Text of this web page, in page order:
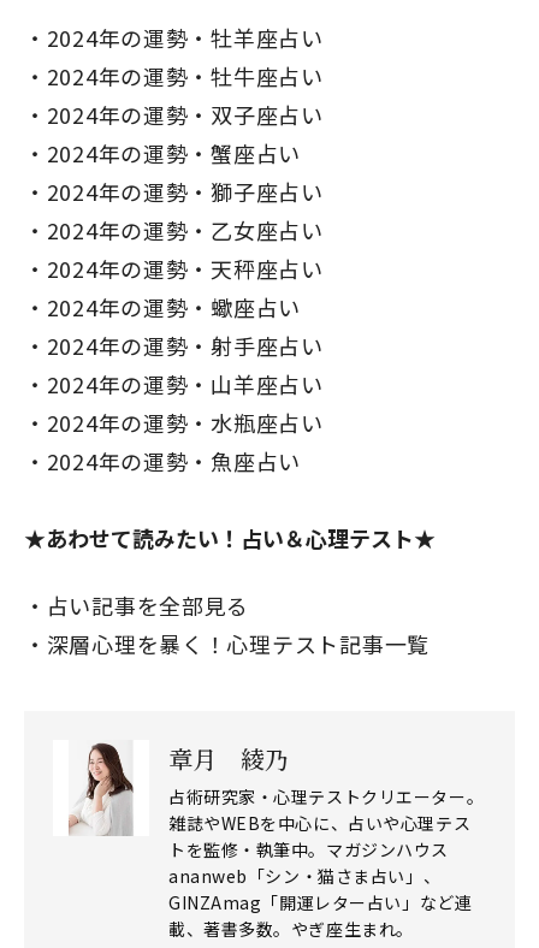
2024年の運勢・牡羊座占い
2024年の運勢・牡牛座占い
2024年の運勢・双子座占い
2024年の運勢・蟹座占い
2024年の運勢・獅子座占い
2024年の運勢・乙女座占い
2024年の運勢・天秤座占い
2024年の運勢・蠍座占い
2024年の運勢・射手座占い
2024年の運勢・山羊座占い
2024年の運勢・水瓶座占い
2024年の運勢・魚座占い
★あわせて読みたい！占い＆心理テスト★
占い記事を全部見る
深層心理を暴く！心理テスト記事一覧
章月 綾乃
占術研究家・心理テストクリエーター。
雑誌やWEBを中心に、占いや心理テス
トを監修・執筆中。マガジンハウス
ananweb「シン・猫さま占い」、
GINZAmag「開運レター占い」など連
載、著書多数。やぎ座生まれ。